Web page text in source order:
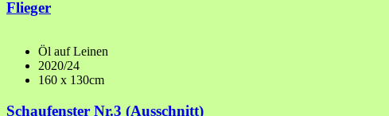
Flieger
Öl auf Leinen
2020/24
160 x 130cm
Schaufenster Nr.3 (Ausschnitt)